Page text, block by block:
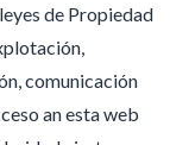
de Propiedad
comunicación
an esta web